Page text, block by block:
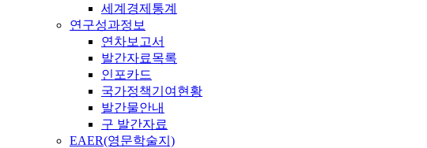
세계경제통계
연구성과정보
연차보고서
발간자료목록
인포카드
국가정책기여현황
발간물안내
구 발간자료
EAER(영문학술지)